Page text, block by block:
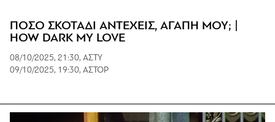
ΠΟΣΟ ΣΚΟΤΑΔΙ ΑΝΤΕΧΕΙΣ, ΑΓΑΠΗ ΜΟΥ; |
HOW DARK MY LOVE
08/10/2025, 21:30, ΑΣΤΥ
09/10/2025, 19:30, ΑΣΤΟΡ